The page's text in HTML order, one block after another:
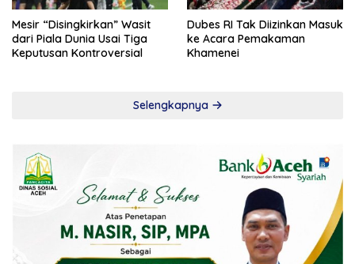
Mesir “Disingkirkan” Wasit
dari Piala Dunia Usai Tiga
Keputusan Kontroversial
Dubes RI Tak Diizinkan Masuk
ke Acara Pemakaman
Khamenei
Selengkapnya